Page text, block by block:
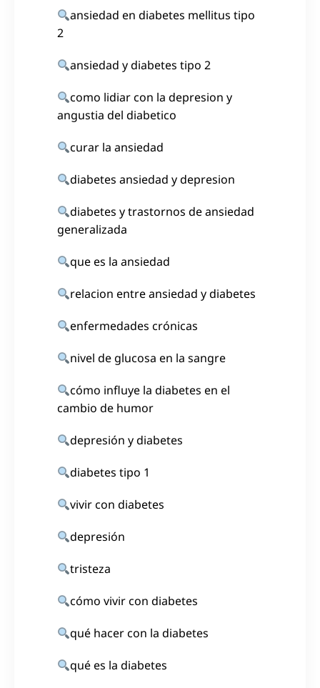
ansiedad en diabetes mellitus tipo
2
ansiedad y diabetes tipo 2
como lidiar con la depresion y
angustia del diabetico
curar la ansiedad
diabetes ansiedad y depresion
diabetes y trastornos de ansiedad
generalizada
que es la ansiedad
relacion entre ansiedad y diabetes
enfermedades crónicas
nivel de glucosa en la sangre
cómo influye la diabetes en el
cambio de humor
depresión y diabetes
diabetes tipo 1
vivir con diabetes
depresión
tristeza
cómo vivir con diabetes
qué hacer con la diabetes
qué es la diabetes